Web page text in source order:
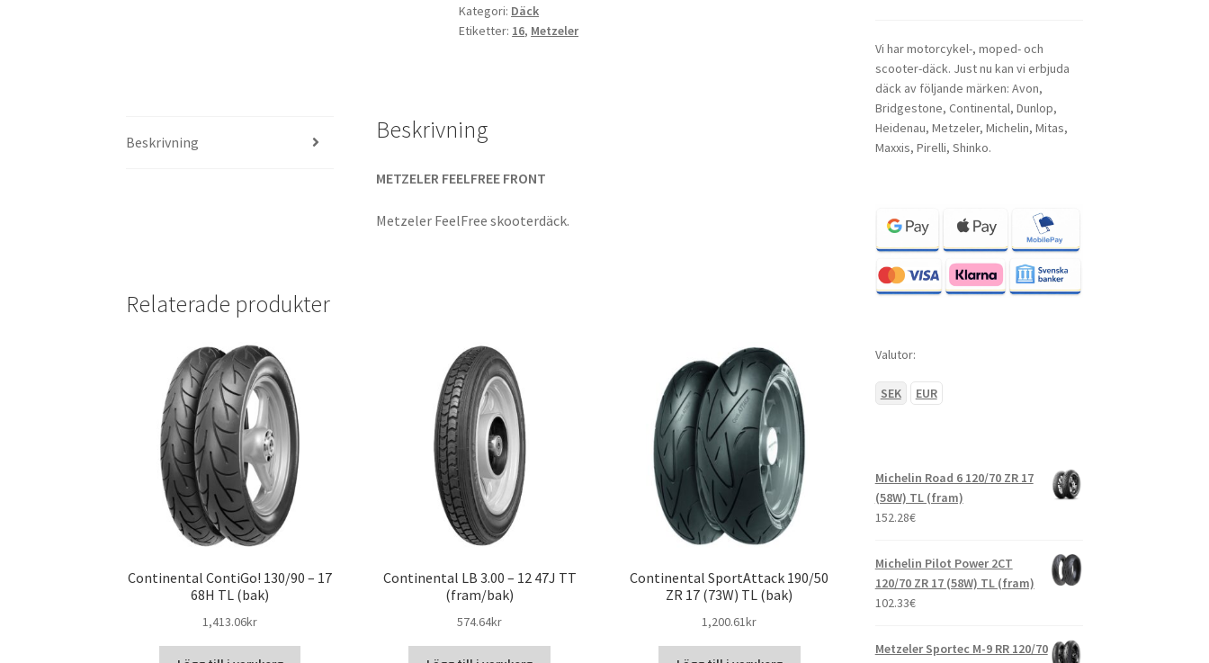
Kategori: Däck
Etiketter: 16, Metzeler
Beskrivning Beskrivning
METZELER FEELFREE FRONT
Metzeler FeelFree skooterdäck.
Relaterade produkter
Continental ContiGo! 130/90 – 17
68H TL (bak)
1,413.06kr
Continental LB 3.00 – 12 47J TT
(fram/bak)
574.64kr
Continental SportAttack 190/50
ZR 17 (73W) TL (bak)
1,200.61kr
Vi har motorcykel-, moped- och
scooter-däck. Just nu kan vi erbjuda
däck av följande märken: Avon,
Bridgestone, Continental, Dunlop,
Heidenau, Metzeler, Michelin, Mitas,
Maxxis, Pirelli, Shinko.
Valutor:
SEK EUR
Michelin Road 6 120/70 ZR 17
(58W) TL (fram)
152.28€
Michelin Pilot Power 2CT
120/70 ZR 17 (58W) TL (fram)
102.33€
Metzeler Sportec M-9 RR 120/70